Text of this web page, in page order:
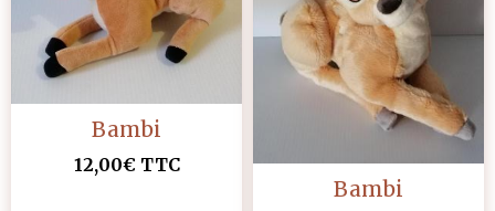
Bambi
12,00€ TTC
Bambi